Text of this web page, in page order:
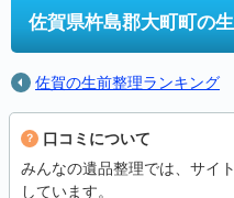
佐賀県杵島郡大町町の
佐賀の生前整理ランキング
口コミについて
みんなの遺品整理では、サイ
しています。